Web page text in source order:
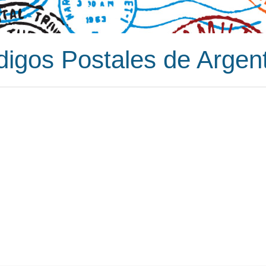
Postales de